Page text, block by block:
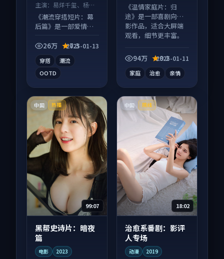
主演： 易烊千玺、杨紫
等
《潮流穿搭短片：幕
后篇》是一部爱情向
系层层推进，尾声常
26万 7.3
2025-01-13
穿搭
潮流
OOTD
《温情家庭片：归
途》是一部喜剧向电
影作品，适合大屏端
观看，细节更丰富。
94万 9.2
2025-01-11
家庭 治愈 亲情
中国 热播
99:07
黑帮史诗片：暗夜
篇
电影 2023
中国 院线
18:02
治愈系番剧：影评
人专场
动漫 2019